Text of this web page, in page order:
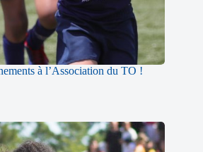
à l’Association du TO !